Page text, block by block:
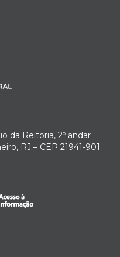
da Reitoria, 2º andar
RJ – CEP 21941-901